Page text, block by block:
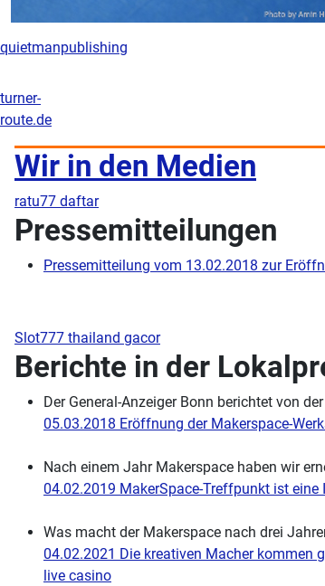
quietmanpublishing
Wir in den Medien
ratu77 daftar
Pressemitteilungen
Pressemitteilung vom 13.02.2018 zur
Slot777 thailand gacor
Berichte in der
Der General-Anzeiger Bonn berichtet von
05.03.2018 Eröffnung der Makerspace-
Nach einem Jahr Makerspace haben wir
04.02.2019 MakerSpace-Treffpunkt ist
Was macht der Makerspace nach drei
04.02.2021 Die kreativen Macher kommen
live casino
turner-
route.de